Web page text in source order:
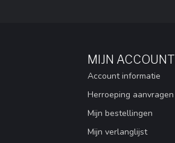
MIJN ACCOUNT
Account informatie
Herroeping aanvragen
Mijn bestellingen
Mijn verlanglijst